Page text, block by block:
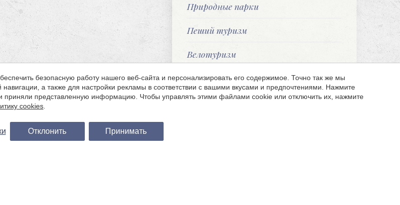
Природные парки
Пеший туризм
Велотуризм
Музеи и «Треугольник Дали»
безопасную работу нашего веб-сайта и персонализировать его содержимое. Точно так же мы
а также для настройки рекламы в соответствии с вашими вкусами и предпочтениями. Нажмите
приняли представленную информацию. Чтобы управлять этими файлами cookie или отключить их, нажмите
cookies
Отклонить Принимать